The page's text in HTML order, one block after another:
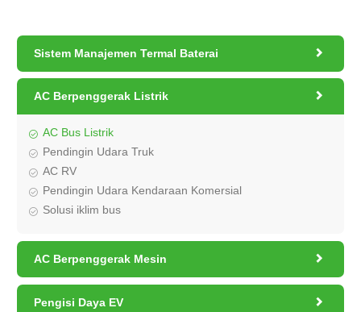
Sistem Manajemen Termal Baterai 
AC Berpenggerak Listrik 
AC Bus Listrik
Pendingin Udara Truk
AC RV
Pendingin Udara Kendaraan Komersial
Solusi iklim bus
AC Berpenggerak Mesin 
Pengisi Daya EV 